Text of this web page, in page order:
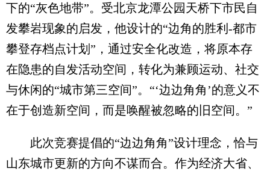
下的“灰色地带”。受北京龙潭公园天桥下市民自
发攀岩现象的启发，他设计的“边角的胜利-都市
攀登存档点计划”，通过安全化改造，将原本存
在隐患的自发活动空间，转化为兼顾运动、社交
与休闲的“城市第三空间”。“‘边边角角’的意义不
在于创造新空间，而是唤醒被忽略的旧空间。”
此次竞赛提倡的“边边角角”设计理念，恰与
山东城市更新的方向不谋而合。作为经济大省、